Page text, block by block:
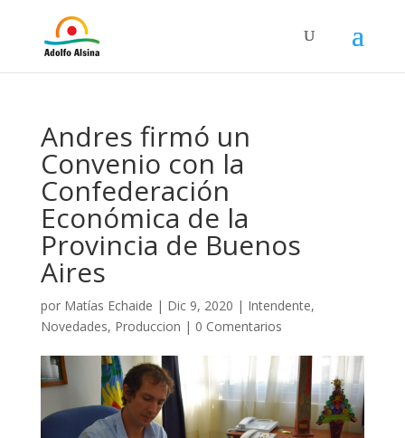
Andres firmó un
Convenio con la
Confederación
Económica de la
Provincia de Buenos
Aires
por Matías Echaide | Dic 9, 2020 | Intendente,
Novedades, Produccion | 0 Comentarios